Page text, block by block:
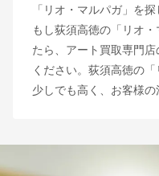
「リオ・マルパガ」を探
もし荻須高徳の「リオ
たら、アート買取専門
ください。荻須高徳の
少しでも高く、お客様の